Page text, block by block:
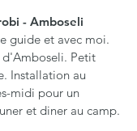
- Amboseli
guide et avec moi.
Petit
Installation au
midi pour un
et diner au camp.